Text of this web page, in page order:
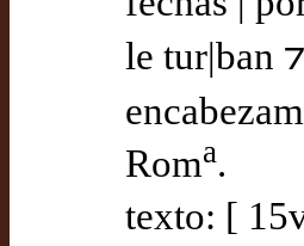
le tur|ban
Roma.
texto: [